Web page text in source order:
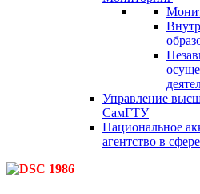
Управление
СамГТУ
Национальное
агентство в